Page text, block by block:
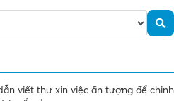
viết thư xin việc ấn tượng để chinh